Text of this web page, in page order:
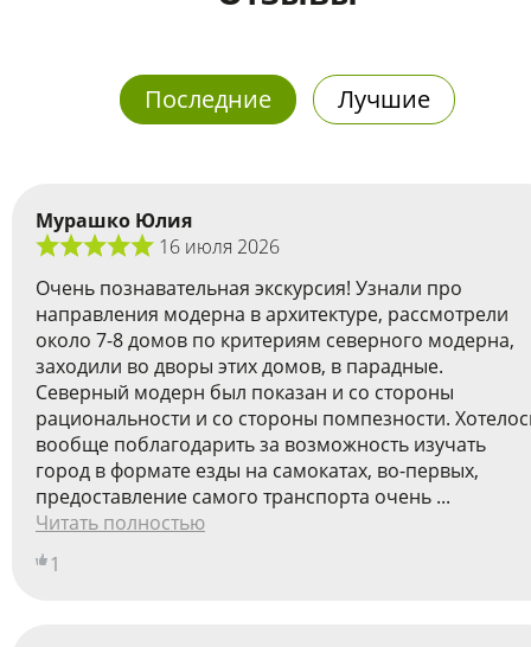
Последние Лучшие
Мурашко Юлия
16 июля 2026
Очень познавательная экскурсия! Узнали про
направления модерна в архитектуре, рассмотрели
около 7-8 домов по критериям северного модерна,
заходили во дворы этих домов, в парадные.
Cеверный модерн был показан и со стороны
рациональности и со стороны помпезности.
вообще поблагодарить за возможность изучать
город в формате езды на самокатах, во-первых,
предоставление самого транспорта очень ...
Читать полностью
1